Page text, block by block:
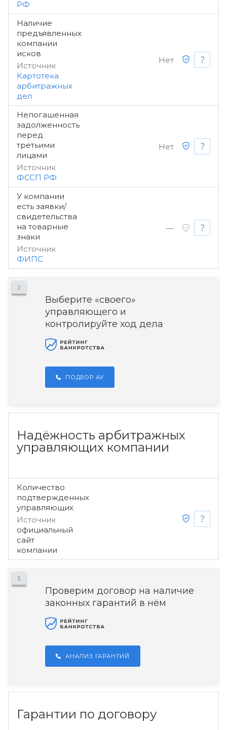
РФ
Наличие
предъявленных
компании
исков
Источник
Картотека
арбитражных
дел
Нет
Непогашенная
задолженность
перед
третьими
лицами
Источник
ФССП РФ
Нет
У компании
есть заявки/
свидетельства
на товарные
знаки
Источник
ФИПС
—
2
Выберите «своего»
управляющего и
контролируйте ход дела
ПОДБОР АУ
Надёжность арбитражных
управляющих компании
Количество
подтвержденных
управляющих
Источник
официальный
сайт
компании
3
Проверим договор на наличие
законных гарантий в нём
АНАЛИЗ ГАРАНТИЙ
Гарантии по договору